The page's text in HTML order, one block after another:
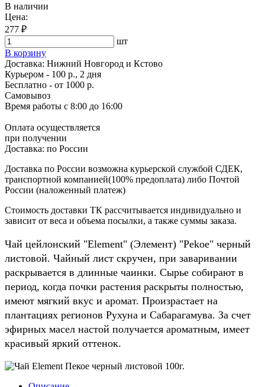
В наличии
Цена:
277 ₽
шт
В корзину
Доставка: Нижний Новгород и Кстово
Курьером - 100 р., 2 дня
Бесплатно - от 1000 р.
Самовывоз
Время работы с 8:00 до 16:00
Оплата осуществляется
при получении
Доставка: по России
Доставка по России возможна курьерской службой СДЕК,
транспортной компанией(100% предоплата) либо Почтой
России (наложенный платеж)
Стоимость доставки ТК рассчитывается индивидуально и
зависит от веса и объема посылки, а также суммы заказа.
Чай цейлонский "Element" (Элемент) "Pekoe" черный
листовой. Чайный лист скручен, при заваривании
раскрывается в длинные чаинки. Сырье собирают в
период, когда почки растения раскрыты полностью,
имеют мягкий вкус и аромат. Произрастает на
плантациях регионов Рухуна и Сабарагамува. За счет
эфирных масел настой получается ароматным, имеет
красивый яркий оттенок.